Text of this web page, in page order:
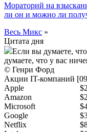
Мораторий на
ли он и можно ли
Весь Микс »
Цитата дня
Если вы думаете,
думаете, что у вас
© Генри Форд
Акции IT-компаний
Apple
Amazon
Microsoft
Google
Netflix